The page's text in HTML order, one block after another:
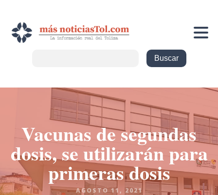
Vacunas de segundas
dosis, se utilizarán para
primeras dosis
AGOSTO 11, 2021